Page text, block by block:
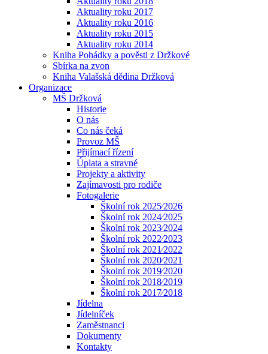
Aktuality roku 2017
Aktuality roku 2016
Aktuality roku 2015
Aktuality roku 2014
Kniha Pohádky a pověsti z Držkové
Sbírka na zvon
Kniha Valašská dědina Držková
Organizace
MŠ Držková
Historie
O nás
Co nás čeká
Provoz MŠ
Přijímací řízení
Úplata a stravné
Projekty a aktivity
Zajímavosti pro rodiče
Fotogalerie
Školní rok 2025⁄2026
Školní rok 2024⁄2025
Školní rok 2023⁄2024
Školní rok 2022⁄2023
Školní rok 2021⁄2022
Školní rok 2020⁄2021
Školní rok 2019⁄2020
Školní rok 2018⁄2019
Školní rok 2017⁄2018
Jídelna
Jídelníček
Zaměstnanci
Dokumenty
Kontakty